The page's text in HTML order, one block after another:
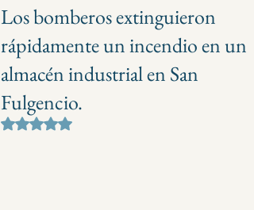
Los bomberos extinguieron
rápidamente un incendio en un
almacén industrial en San
Fulgencio.
Obtuvo NaN de 5 estrellas.